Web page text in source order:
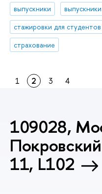
выпускники
стажировки для студентов
страхование
1 2 3 4
109028,
11, L102